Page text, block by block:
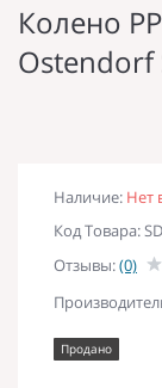
Колено
Ostendorf
Наличие: Нет
Код Товара:
Отзывы:(0)
Продано